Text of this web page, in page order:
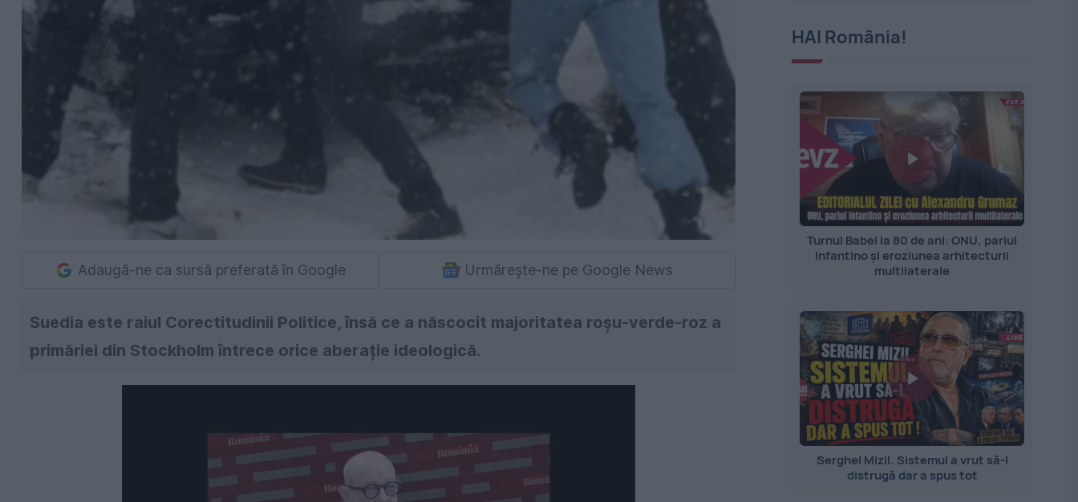
Adaugă-ne ca sursă preferată în Google Urmărește-ne pe Google News
Suedia este raiul Corectitudinii Politice, însă ce a născocit majoritatea roșu-verde-roz a
primăriei din Stockholm întrece orice aberație ideologică.
HAI România!
Turnul Babel la 80 de ani: ONU, pariul
Infantino și eroziunea arhitecturii
multilaterale
Serghei Mizil. Sistemul a vrut să-l
distrugă dar a spus tot